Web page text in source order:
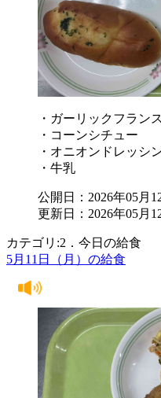
・ガーリックフランス
・コーンシチュー
・オニオンドレッシ
・牛乳
公開日：2026年05月
更新日：2026年05月
カテゴリ:2．今日の給食
5月11日（月）の給食